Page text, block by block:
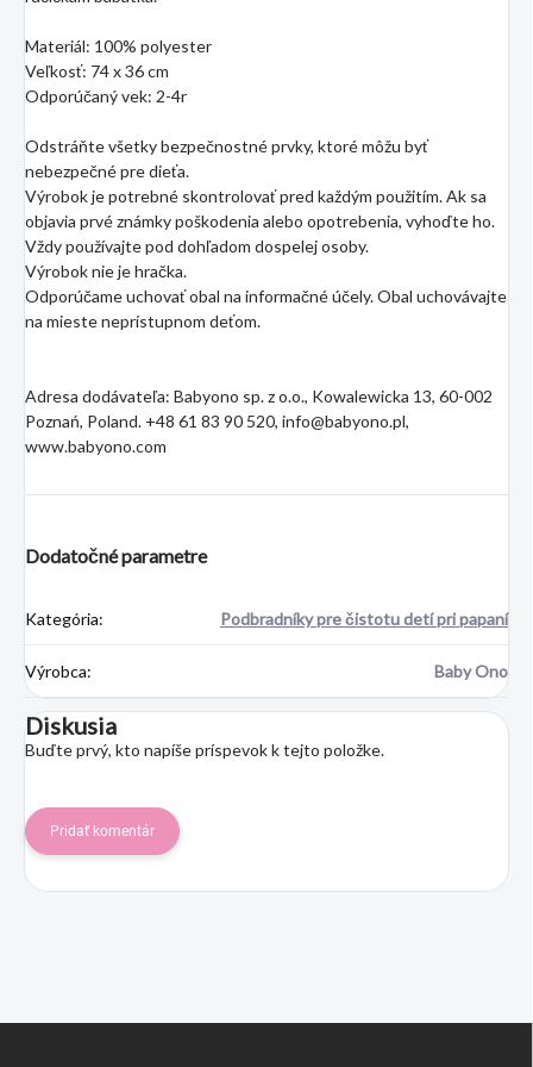
Materiál: 100% polyester
Veľkosť: 74 x 36 cm
Odporúčaný vek: 2-4r
Odstráňte všetky bezpečnostné prvky, ktoré môžu byť
nebezpečné pre dieťa.
Výrobok je potrebné skontrolovať pred každým použitím. Ak sa
objavia prvé známky poškodenia alebo opotrebenia, vyhoďte ho.
Vždy používajte pod dohľadom dospelej osoby.
Výrobok nie je hračka.
Odporúčame uchovať obal na informačné účely. Obal uchovávajte
na mieste neprístupnom deťom.
Adresa dodávateľa: Babyono sp. z o.o., Kowalewicka 13, 60-002
Poznań, Poland. +48 61 83 90 520, info@babyono.pl,
www.babyono.com
Dodatočné parametre
Kategória: Podbradníky pre čistotu detí pri papaní
Výrobca: Baby Ono
Diskusia
Buďte prvý, kto napíše príspevok k tejto položke.
Pridať komentár